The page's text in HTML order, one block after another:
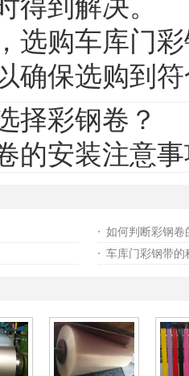
得到解决。
购车库门彩
确保选购到
择彩钢卷？
的安装注意
如何判断彩钢卷
车库门彩钢带的